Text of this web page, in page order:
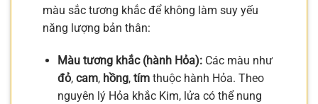
màu sắc tương khắc để không làm suy yếu
năng lượng bản thân:
Màu tương khắc (hành Hỏa):Các màu như
đỏ, cam, hồng, tímthuộc hành Hỏa. Theo
nguyên lý Hỏa khắc Kim, lửa có thể nung